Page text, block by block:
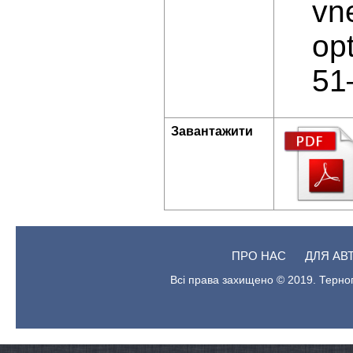
Завантажити
ПРО НАС ДЛЯ
Всі права захищено © 2019.